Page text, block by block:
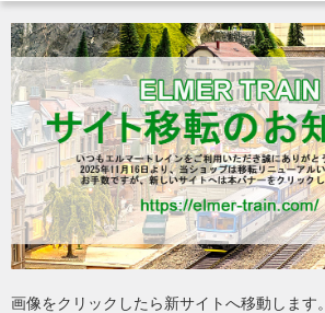
画像をクリックしたら新サイトへ移動します。